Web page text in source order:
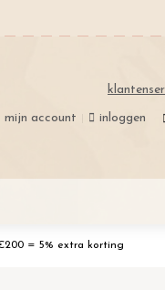
mijn account inloggen
= 5% extra korting